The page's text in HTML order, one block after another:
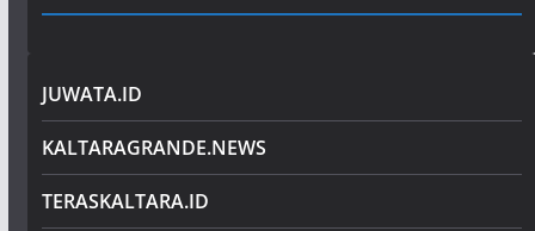
JUWATA.ID
KALTARAGRANDE.NEWS
TERASKALTARA.ID